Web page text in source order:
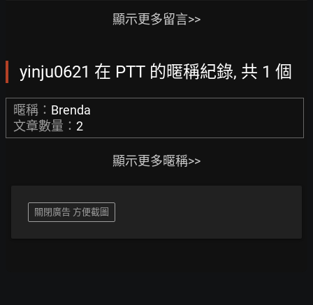
顯示更多留言>>
yinju0621 在 PTT 的暱稱紀錄, 共 1 個
暱稱： Brenda
文章數量： 2
顯示更多暱稱>>
關閉廣告 方便截圖